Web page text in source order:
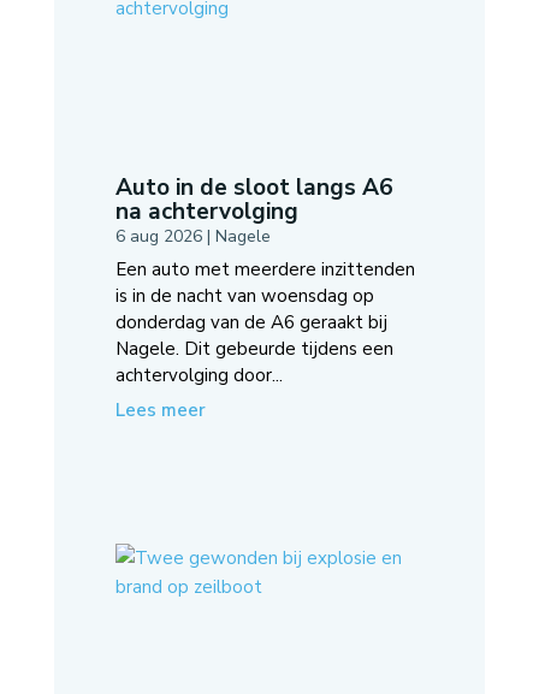
Auto in de sloot langs A6
na achtervolging
6 aug 2026| Nagele
Een auto met meerdere inzittenden
is in de nacht van woensdag op
donderdag van de A6 geraakt bij
Nagele. Dit gebeurde tijdens een
achtervolging door...
Lees meer